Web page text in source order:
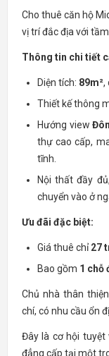
Cho thuê căn hộ
vị trí đắc địa với
Thông tin chi tiết
Diện tích: 89m²,
Thiết kế thông
Hướng view
thự cao cấp,
tĩnh.
Nội thất đầy
chuyển vào ở
Ưu đãi đặc biệt:
Giá thuê chỉ27
Bao gồm 1 chỗ
Chủ nhà thân
chí, có nhu cầu ổn
Đây là cơ hội tuyệt
đẳng cấp tại một